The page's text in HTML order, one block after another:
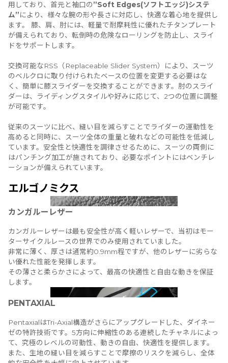
用しており、首元と袖口の”Soft Edges(ソフトエッジ)システ
ム”により、様々な腕の形や長さに対応し、快適な着心地を提供し
ます。 膝、肩、肘には、軽量で耐摩耗性に優れたチタンプレート
が備えられており、転倒時の危険なローリングを防止し、スライ
ドをサポートします。
交換可能なRSS（Replaceable Slider System）により、スーツ
のベルクロに取り付けられたベースの位置を変更する必要はな
く、簡単に膝スライダーを交換することができます。肘のスライ
ダーは、ライディングスタイルや好みに応じて、2つの位置に調整
が可能です。
従来のスーツに比べ、縫い目を減らすことでライダーの運動性を
高めると同時に、スーツ全体の重量と破れなどの可能性を低減し
ています。安全性と快適性を調律させるために、スーツの両側に
はパンチング加工が施されており、必要なポイントにはベンチレ
ーションが備えられています。
エルゴノミクス
カンガルーレザー
カンガルーレザーは最も安全性が高く軽いレザーで、当初はモー
ターサイクルレースの世界でのみ使用されていました。
非常に薄く、厚さは通常約0.9mm程ですが、他のレザーに劣らな
い優れた性能を発揮します。
その薄さと柔らかさによって、最高の快適性と自由な動きを保証
します。
PENTAXIAL
PentaxialはTri-Axial構造がさらにアップグレードした、ダイネー
ゼの特許技術です。5方向に伸縮性のある連続したチャネルによっ
て、究極のレベルの可動性、動きの自由、快適性を提供します。
また、生地の縫い目を減らすことで摩擦のリスクを減らし、全体